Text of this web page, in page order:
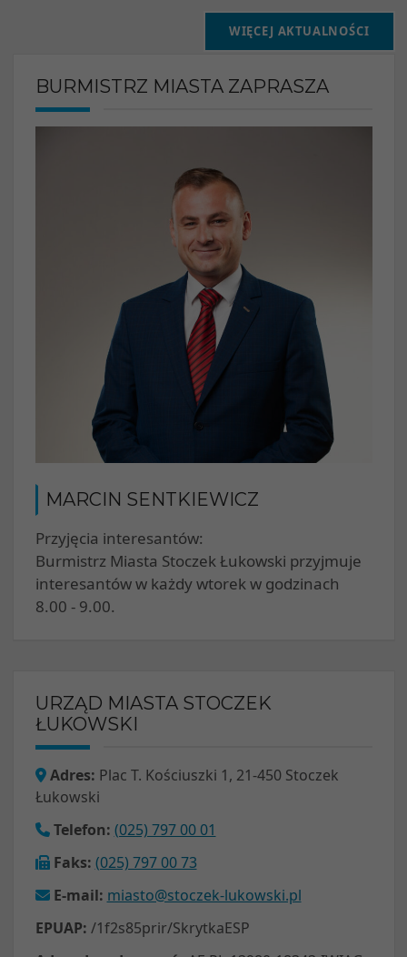
WIĘCEJ AKTUALNOŚCI
BURMISTRZ MIASTA ZAPRASZA
MARCIN SENTKIEWICZ
Przyjęcia interesantów:
Burmistrz Miasta Stoczek Łukowski przyjmuje
interesantów w każdy wtorek w godzinach
8.00 - 9.00.
URZĄD MIASTA STOCZEK
ŁUKOWSKI
Adres: Plac T. Kościuszki 1, 21-450 Stoczek
Łukowski
Telefon: (025) 797 00 01
Faks: (025) 797 00 73
E-mail: miasto@stoczek-lukowski.pl
EPUAP: /1f2s85prir/SkrytkaESP